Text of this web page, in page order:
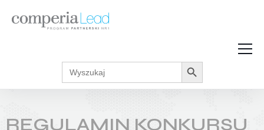
Strefa Wiedzy
Akcje promocyjne
Search
for:
Search Button
REGULAMIN KONKURSU